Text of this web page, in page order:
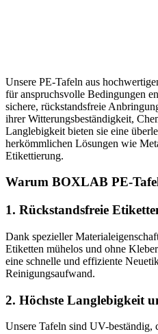
Unsere PE-Tafeln aus
für anspruchsvolle Bedingungen
sichere, rückstandsfreie
ihrer Witterungsbeständigkeit,
Langlebigkeit bieten sie eine
herkömmlichen Lösungen wie
Etikettierung.
Warum BOXLAB PE-
1. Rückstandsfreie
Dank spezieller
Etiketten mühelos und ohne
eine schnelle und effiziente
Reinigungsaufwand.
2. Höchste Langlebigkeit
Unsere Tafeln sind UV-beständig,